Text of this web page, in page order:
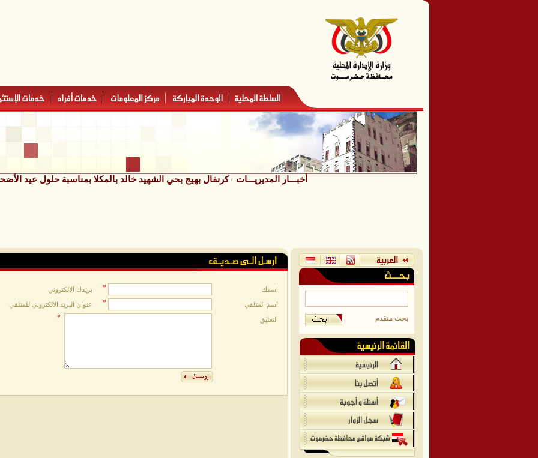
أخبـــار المديريـــات / كرنفال بهيج بحي الشهيد خالد بالمكلا بمناسبة حلول عيد
اسمك * بريدك الالكتروني
اسم المتلقي * عنوان البريد الالكتروني للمتلقي
التعليق * بحث متقدم